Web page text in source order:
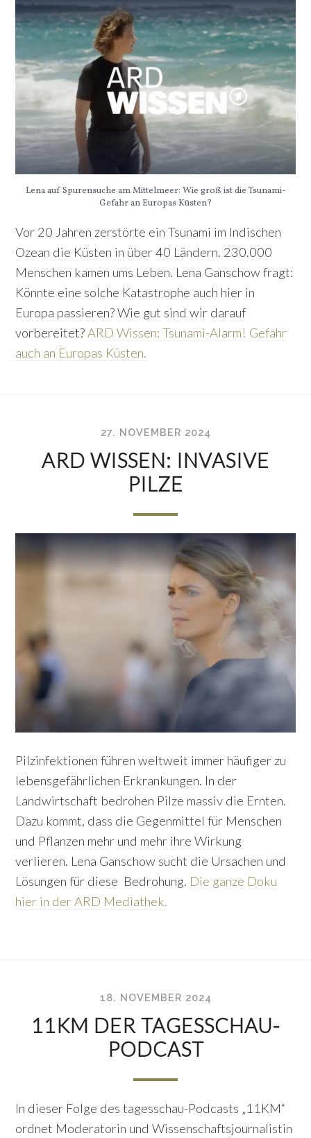
Lena auf Spurensuche am Mittelmeer: Wie groß ist die Tsunami-
Gefahr an Europas Küsten?
Vor 20 Jahren zerstörte ein Tsunami im Indischen
Ozean die Küsten in über 40 Ländern. 230.000
Menschen kamen ums Leben. Lena Ganschow fragt:
Könnte eine solche Katastrophe auch hier in
Europa passieren? Wie gut sind wir darauf
vorbereitet?ARD Wissen: Tsunami-Alarm! Gefahr
auch an Europas Küsten.
27. NOVEMBER 2024
ARD WISSEN: INVASIVE
PILZE
Pilzinfektionen führen weltweit immer häufiger zu
lebensgefährlichen Erkrankungen. In der
Landwirtschaft bedrohen Pilze massiv die Ernten.
Dazu kommt, dass die Gegenmittel für Menschen
und Pflanzen mehr und mehr ihre Wirkung
verlieren. Lena Ganschow sucht die Ursachen und
Lösungen für diese Bedrohung. Die ganze Doku
hier in der ARD Mediathek.
18. NOVEMBER 2024
11KM DER TAGESSCHAU-
PODCAST
In dieser Folge des tagesschau-Podcasts „11KM“
ordnet Moderatorin und Wissenschaftsjournalistin